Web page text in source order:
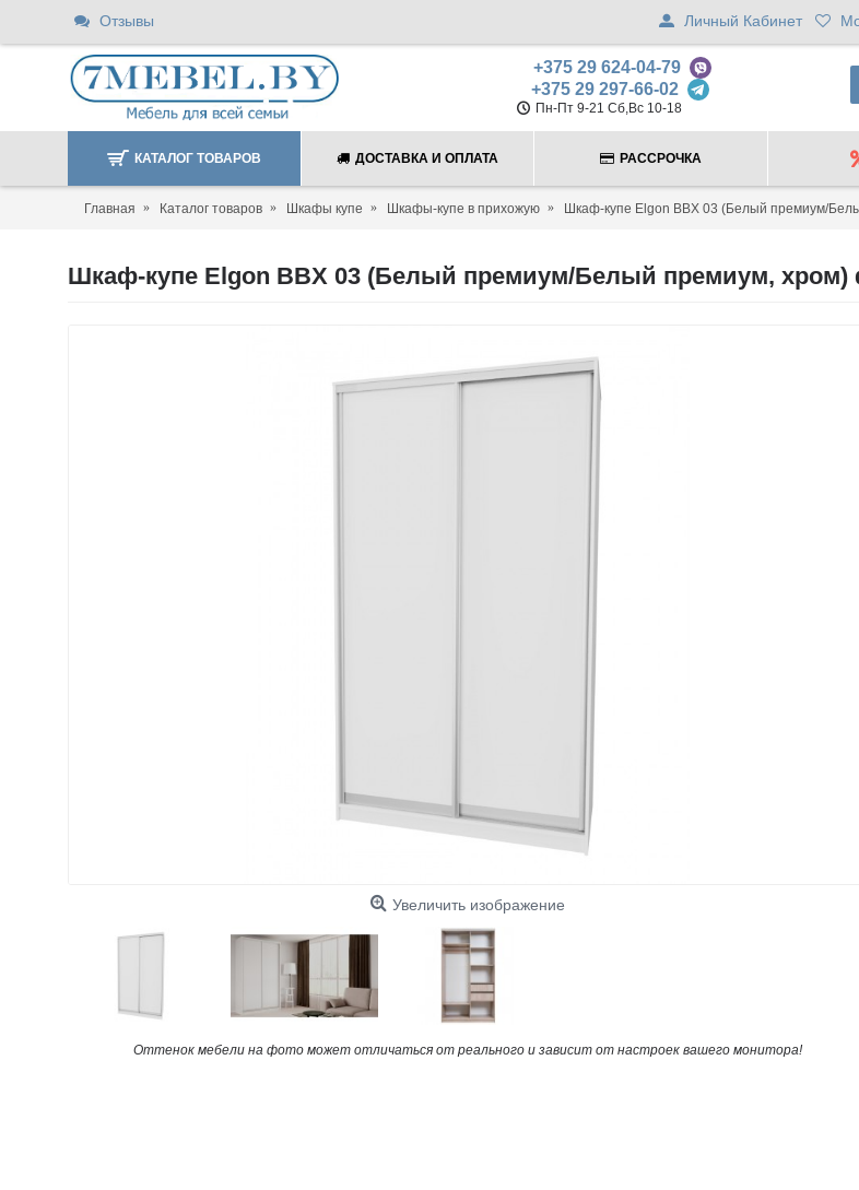
Отзывы Личный Кабинет
+375 29 624-04-79
+375 29 297-66-02
Пн-Пт 9-21 Сб,Вс 10-18
КАТАЛОГ ТОВАРОВ ДОСТАВКА И ОПЛАТА РАССРОЧКА
Главная Каталог товаров Шкафы купе Шкафы-купе в прихожую Шкаф-купе Elgon BBX 03 (Белый премиум/
Шкаф-купе Elgon BBX 03 (Белый премиум/Белый премиум, хром)
Увеличить изображение
Оттенок мебели на фото может отличаться от реального и зависит от настроек вашего монитора!